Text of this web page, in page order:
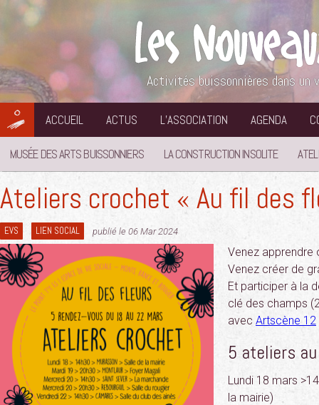
contenu
Activités buissonnières dans
ACCUEIL ACTUS L’ASSOCIATION AGENDA
MUSÉE DES ARTS BUISSONNIERS LA CONSTRUCTION INSOLITE
Ateliers crochet « Au fil des
EVS LIEN SOCIAL publié le 06 Mar 2024
Venez apprendre
Venez créer de
Et participer à la
clé des champs
avec Artscène 12
5 ateliers
Lundi 18 mars
la mairie)